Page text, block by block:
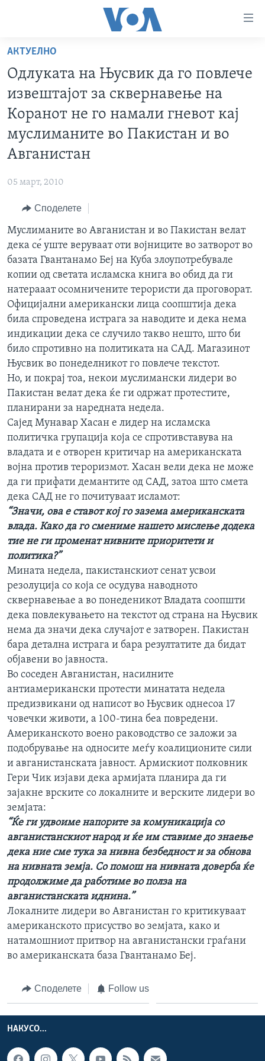
пристапност
Премини
на
главната
содржина
Премини
до
страната
навигација
РУБРИКИ
ЗДРАВЈЕ
НАУКА
УМЕТНОСТ И ЗАБАВА
ИНТЕРВЈУА
ФОТОГАЛЕРИИ
АРХИВИРАНА ПРОГРАМА
ИЗБОРИ ВО САД 2020 - АРХИВА
НАКУСО...
Јазици
АКТУЕЛНО
Одлуката на Њусвик да го повлече
извештајот за сквернавење на
Коранот не го намали гневот кај
муслиманите во Пакистан и во
Авганистан
05 март, 2010
Споделете
Муслиманите во Авганистан и во Пакистан велат
дека се́ уште веруваат оти војниците во затворот во
базата Гвантанамо Беј на Куба злоупотребувале
копии од светата исламска книга во обид да ги
натерааат осомничените терористи да проговорат.
Официјални американски лица соопштија дека
била спроведена истрага за наводите и дека нема
индикации дека се случило такво нешто, што би
било спротивно на политиката на САД. Магазинот
Њусвик во понеделникот го повлече текстот.
Но, и покрај тоа, некои муслимански лидери во
Пакистан велат дека ќе ги одржат протестите,
планирани за наредната недела.
Сајед Мунавар Хасан е лидер на исламска
политичка групација која се спротивставува на
владата и е отворен критичар на американската
војна против тероризмот. Хасан вели дека не може
да ги прифати демантите од САД, затоа што смета
дека САД не го почитуваат исламот:
“Значи, ова е ставот кој го зазема американската
влада. Како да го смениме нашето мислење додека
тие не ги променат нивните приоритети и
политика?”
Мината недела, пакистанскиот сенат усвои
резолуција со која се осудува наводното
сквернавењае а во понеденикот Владата соопшти
дека повлекувањето на текстот од страна на Њусвик
нема да значи дека случајот е затворен. Пакистан
бара детална истрага и бара резултатите да бидат
објавени во јавноста.
Во соседен Авганистан, насилните
антиамерикански протести минатата недела
предизвикани од написот во Њусвик однесоа 17
човечки животи, а 100-тина беа повредени.
Американското воено раководство се заложи за
подобрување на односите меѓу коалиционите сили
и авганистанската јавност. Армискиот полковник
Гери Чик изјави дека армијата планира да ги
зајакне врските со локалните и верските лидери во
земјата:
“Ќе ги удвоиме напорите за комуникација со
авганистанскиот народ и ќе им ставиме до знаење
дека ние сме тука за нивна безбедност и за обнова
на нивната земја. Со помош на нивната доверба ќе
продолжиме да работиме во полза на
авганистанската иднина.”
Локалните лидери во Авганистан го критикуваат
американското присуство во земјата, како и
натамошниот притвор на авганистански граѓани
во американската база Гвантанамо Беј.
Споделете Follow us
НАКУСО...